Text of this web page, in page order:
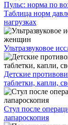
Пульс: норма по
Таблица норм
нагрузках
Ультразвуковое
Детские
таблетки, капли,
Стул после
лапароскопия